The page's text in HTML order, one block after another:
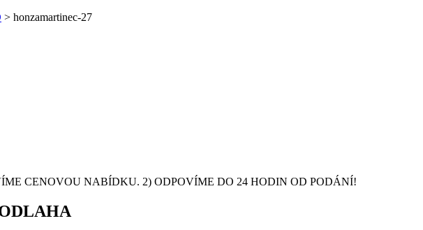
> honzamartinec-27
CENOVOU NABÍDKU. 2) ODPOVÍME DO 24 HODIN OD PODÁNÍ!